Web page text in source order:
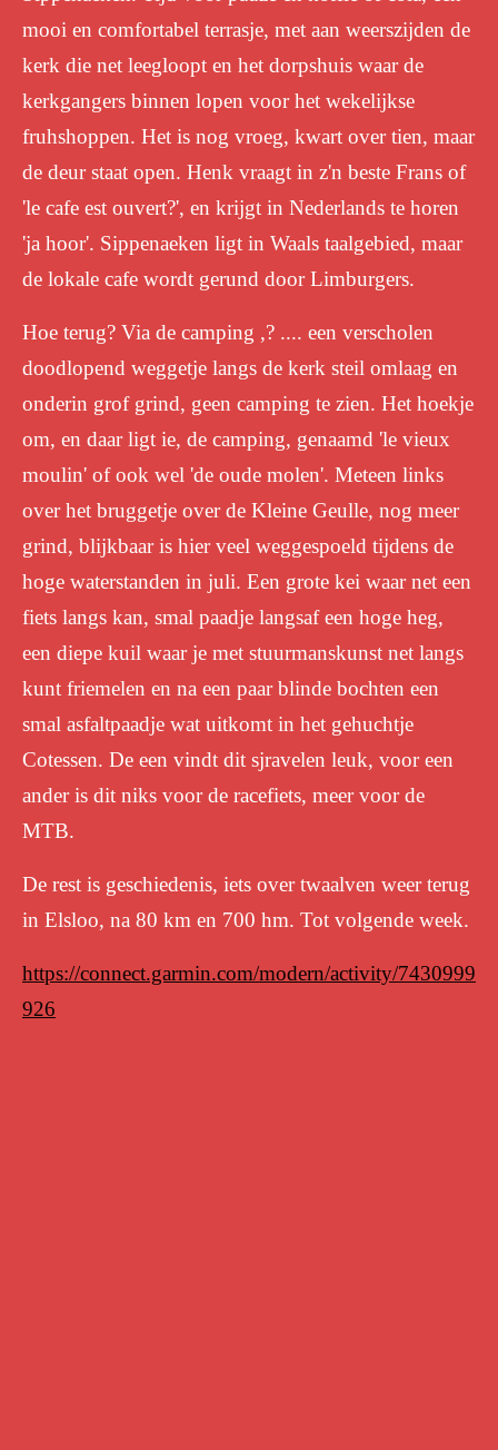
mooi en comfortabel terrasje, met aan weerszijden de
kerk die net leegloopt en het dorpshuis waar de
kerkgangers binnen lopen voor het wekelijkse
fruhshoppen. Het is nog vroeg, kwart over tien, maar
de deur staat open. Henk vraagt in z'n beste Frans of
'le cafe est ouvert?', en krijgt in Nederlands te horen
'ja hoor'. Sippenaeken ligt in Waals taalgebied, maar
de lokale cafe wordt gerund door Limburgers.
Hoe terug? Via de camping ,? .... een verscholen
doodlopend weggetje langs de kerk steil omlaag en
onderin grof grind, geen camping te zien. Het hoekje
om, en daar ligt ie, de camping, genaamd 'le vieux
moulin' of ook wel 'de oude molen'. Meteen links
over het bruggetje over de Kleine Geulle, nog meer
grind, blijkbaar is hier veel weggespoeld tijdens de
hoge waterstanden in juli. Een grote kei waar net een
fiets langs kan, smal paadje langsaf een hoge heg,
een diepe kuil waar je met stuurmanskunst net langs
kunt friemelen en na een paar blinde bochten een
smal asfaltpaadje wat uitkomt in het gehuchtje
Cotessen. De een vindt dit sjravelen leuk, voor een
ander is dit niks voor de racefiets, meer voor de
MTB.
De rest is geschiedenis, iets over twaalven weer terug
in Elsloo, na 80 km en 700 hm. Tot volgende week.
https://connect.garmin.com/modern/activity/7430999
926